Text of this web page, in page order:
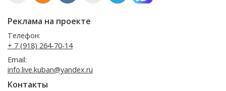
Реклама на проекте
Телефон:
+ 7 (918) 264-70-14
Email:
info.live.kuban@yandex.ru
Контакты